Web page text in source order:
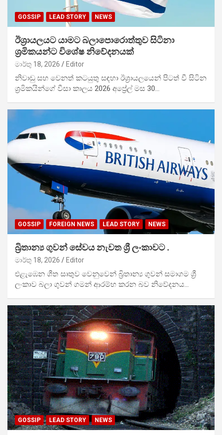
GOSSIP LEAD STORY NEWS
ඊශ්‍රායලයට යාමට බලාපොරොත්තුව සිටිනා
ශ්‍රමිකයන්ට විශේෂ නිවේදනයක්
මාර්තු 18, 2026 Editor
නිවාඩු සහ වෙනත් කටයුතු සඳහා ඊශ්‍රායලයෙන් පිටත් වී සිටින
ශ්‍රමිකයින්ගේ වීසා කාලය 2026 අප්‍රේල් මස 30…
GOSSIP FOREIGN NEWS LEAD STORY NEWS
බ්‍රිතාන්‍ය ගුවන් සේවය නැවත ශ්‍රී ලංකාවට .
මාර්තු 18, 2026 Editor
එළැඹෙන ශීත සෘතුව වෙනුවෙන් බ්‍රිතාන්‍ය ගුවන් සමාගම ශ්‍රී
ලංකාව බලා ගුවන් ගමන් ආරම්භ කරන බව නිවේදනය…
GOSSIP LEAD STORY NEWS